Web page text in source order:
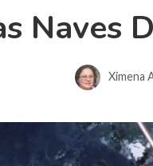
Naves
Ximena